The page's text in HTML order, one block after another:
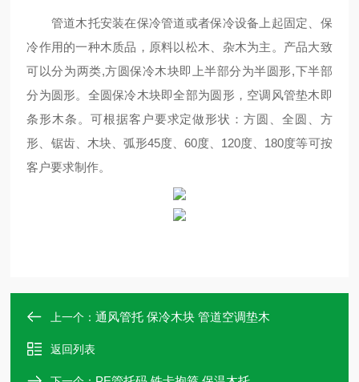
管道木托安装在保冷管道或者保冷设备上起固定、保
冷作用的一种木质品，原料以松木、杂木为主。产品大致
可以分为两类,方圆保冷木块即上半部分为半圆形,下半部
分为圆形。全圆保冷木块即全部为圆形，空调风管垫木即
条形木条。可根据客户要求定做形状：方圆、全圆、方
形、锯齿、木块、弧形45度、60度、120度、180度等可按
客户要求制作。
上一个：通风管托 保冷木块 管道空调垫木
返回列表